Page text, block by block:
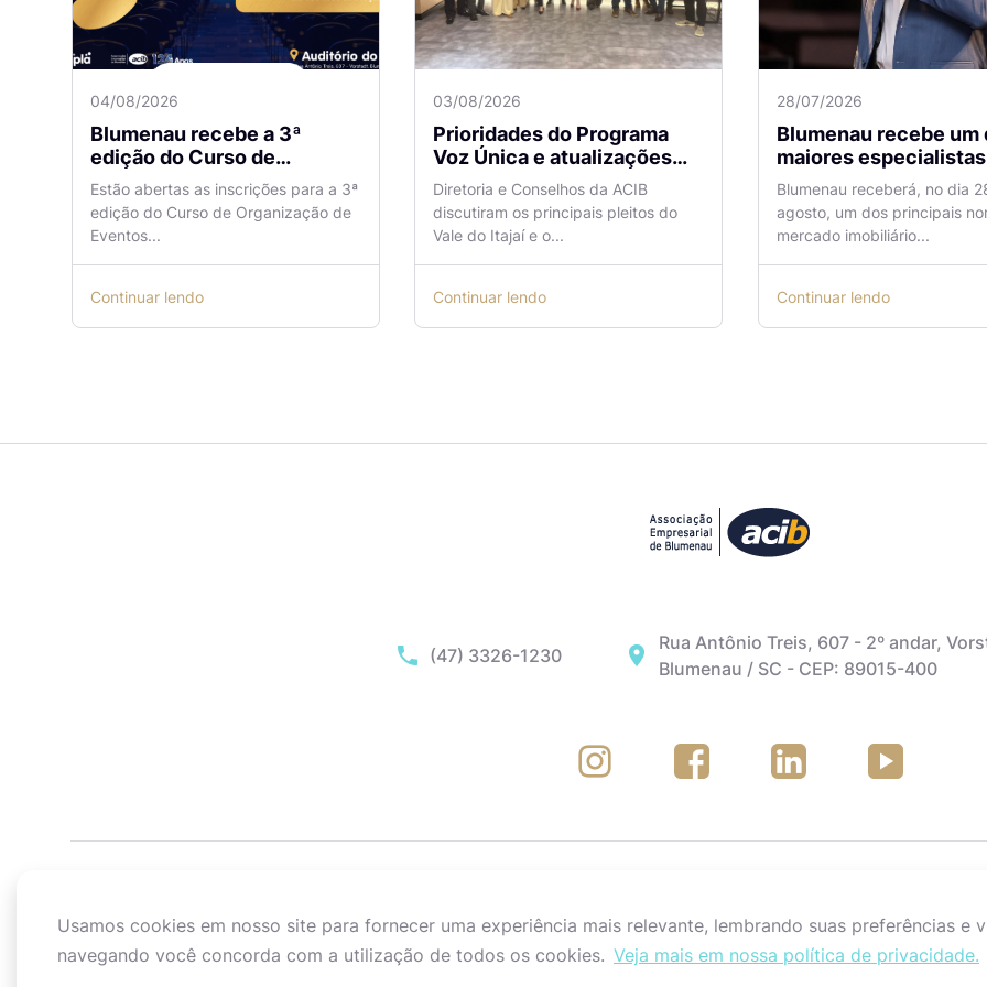
04/08/2026
Blumenau recebe a 3ª
edição do Curso de
Organização de Eventos
Lilian Ribeiro
Estão abertas as inscrições para a 3ª
edição do Curso de Organização de
Eventos...
Continuar lendo
03/08/2026
Prioridades do Programa
Voz Única e atualizações
sobre o Aeroporto de
Navegantes são temas de
reunião na ACIB
Diretoria e Conselhos da ACIB
discutiram os principais pleitos do
Vale do Itajaí e o...
Continuar lendo
28/07/2026
Blumenau recebe um
maiores especialistas em
vendas do mercado
imobiliário
Blumenau receberá, no dia
agosto, um dos principais
mercado imobiliário...
Continuar lendo
(47) 3326-1230
Rua Antônio Treis, 607 - 2º andar,
Blumenau / SC - CEP: 89015-400
Usamos cookies em nosso site para fornecer uma experiência mais relevante, lembrando suas preferências e
navegando você concorda com a utilização de todos os cookies. Veja mais em nossa política de privacidade.